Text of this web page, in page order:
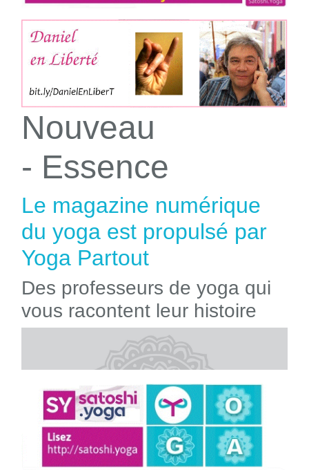
Nouveau
- Essence
Le magazine numérique
du yoga est propulsé par
Yoga Partout
Des professeurs de yoga qui
vous racontent leur histoire